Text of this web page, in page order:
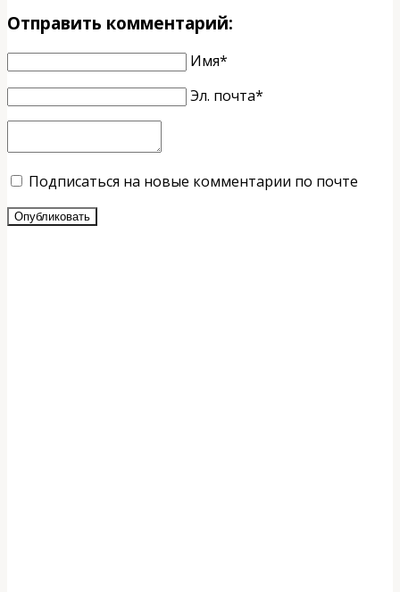
Отправить комментарий:
Имя*
Эл. почта*
Подписаться на новые комментарии по почте
Опубликовать